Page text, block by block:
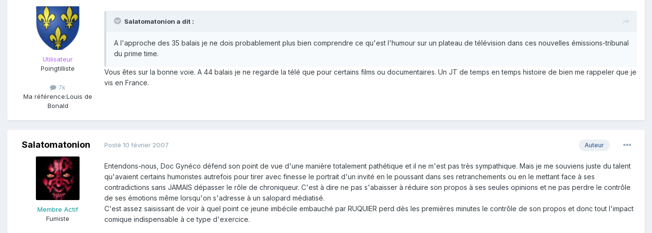
Utilisateur
Poingtilliste
7k
Ma référence:Louis de
Bonald
Salatomatonion a dit :
A l'approche des 35 balais je ne dois probablement plus bien comprendre ce qu'est l'humour sur un plateau de télévision dans ces nouvelles émissions-tribunal
du prime time.
Vous êtes sur la bonne voie. A 44 balais je ne regarde la télé que pour certains films ou documentaires. Un JT de temps en temps histoire de bien me rappeler que je
vis en France.
Salatomatonion
Membre Actif
Fumiste
Auteur
Posté 10 février 2007
Entendons-nous, Doc Gynéco défend son point de vue d'une manière totalement pathétique et il ne m'est pas très sympathique. Mais je me souviens juste du talent
qu'avaient certains humoristes autrefois pour tirer avec finesse le portrait d'un invité en le poussant dans ses retranchements ou en le mettant face à ses
contradictions sans JAMAIS dépasser le rôle de chroniqueur. C'est à dire ne pas s'abaisser à réduire son propos à ses seules opinions et ne pas perdre le contrôle
de ses émotions même lorsqu'on s'adresse à un salopard médiatisé.
C'est assez saisissant de voir à quel point ce jeune imbécile embauché par RUQUIER perd dès les premières minutes le contrôle de son propos et donc tout l'impact
comique indispensable à ce type d'exercice.